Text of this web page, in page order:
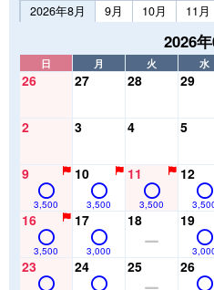
2026年8月
9月 10月 11月
2026
日 月 火 水
26 27 28 29
2 3 4 5
9
3,500
10
3,500
11
3,500
12
16
3,500
17
3,000
18 19
23 24 25 26